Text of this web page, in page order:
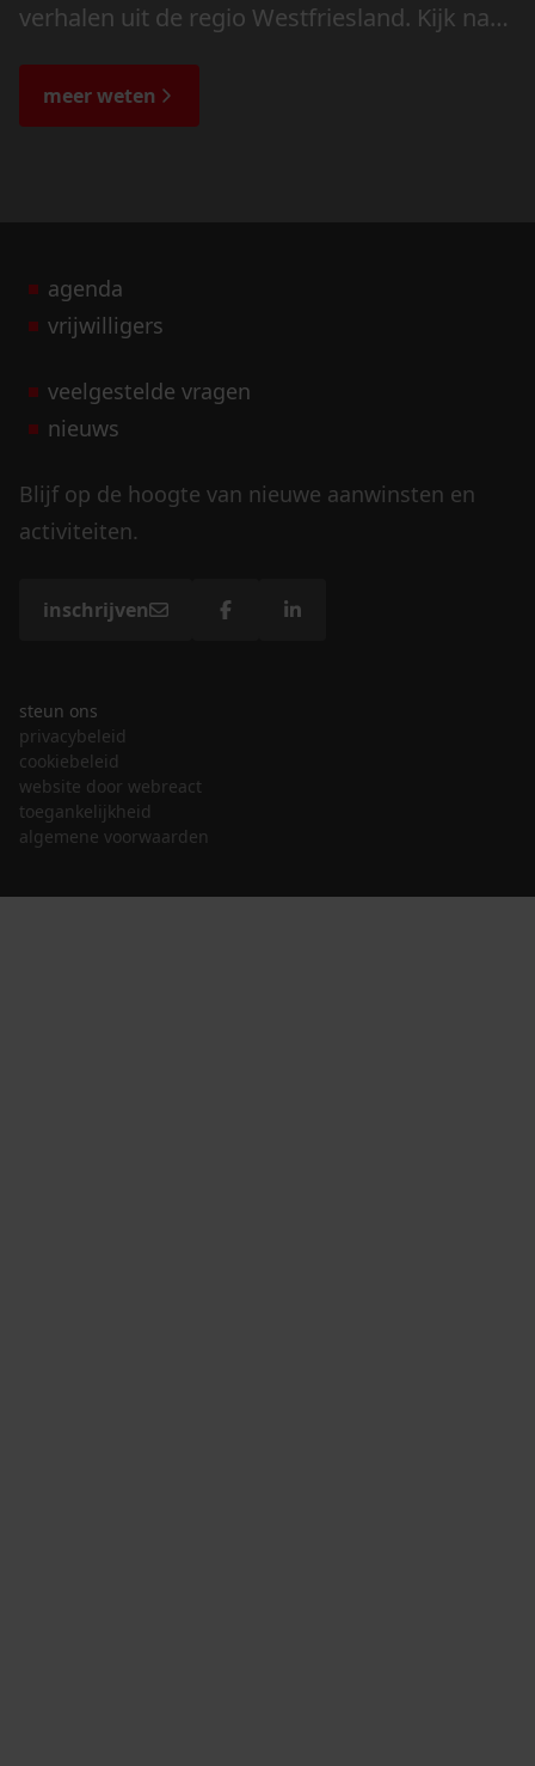
verhalen uit de regio Westfriesland. Kijk naar
de bijzondere verhalen.
meer weten
agenda
vrijwilligers
veelgestelde vragen
nieuws
Blijf op de hoogte van nieuwe aanwinsten en
activiteiten.
inschrijven
steun ons
privacybeleid
cookiebeleid
website door webreact
toegankelijkheid
algemene voorwaarden